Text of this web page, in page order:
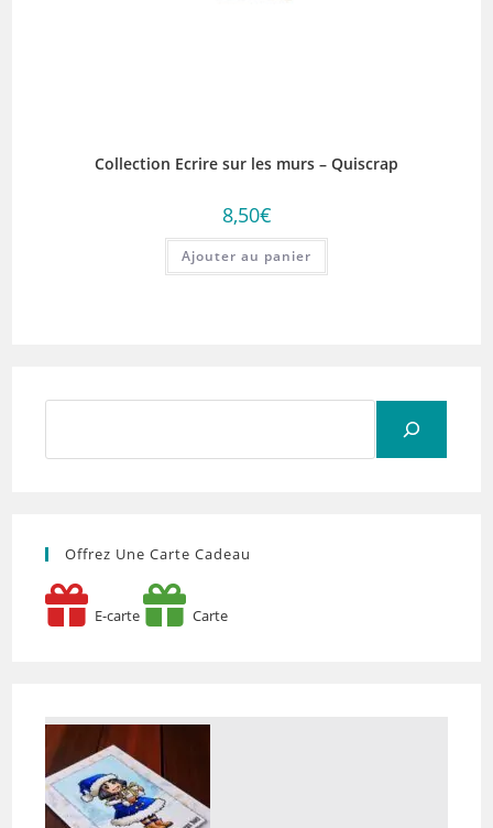
Collection Ecrire sur les murs – Quiscrap
8,50€
Ajouter au panier
Offrez Une Carte Cadeau
E-carte Carte